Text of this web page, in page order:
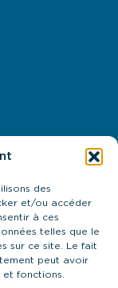
des
et/ou accéder
à ces
telles que le
sur ce site. Le fait
peut avoir
fonctions.